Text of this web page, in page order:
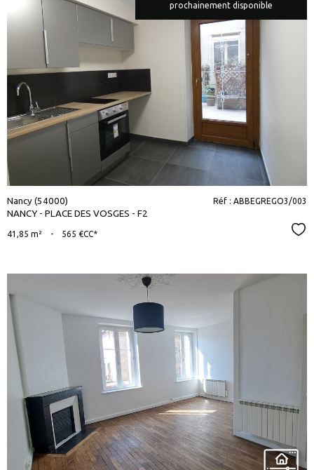
prochainement disponible
voir le
bien
Nancy (54000)
NANCY - PLACE DES VOSGES - F2
Réf : ABBEGREGO3/003
41,85 m² - 565 €CC*
voir le
bien